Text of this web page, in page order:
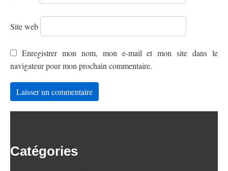
Site web
Enregistrer mon nom, mon e-mail et mon site dans le
navigateur pour mon prochain commentaire.
Catégories